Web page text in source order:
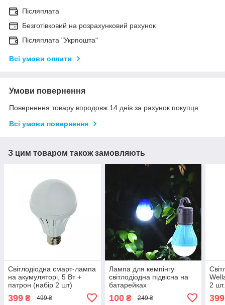
Післяплата
Безготівковий на розрахунковий рахунок
Післяплата "Укрпошта"
Всі умови оплати
Умови повернення
Повернення товару впродовж 14 днів за рахунок покупця
Всі умови повернення
З цим товаром також замовляють
Світлодіодна смарт-лампа
на акумуляторі, 5 Вт +
патрон (набір 2 шт)
399 ₴ 499 ₴
Лампа для кемпінгу
світлодіодна підвісна на
батарейках
100₴ 249 ₴
2
399